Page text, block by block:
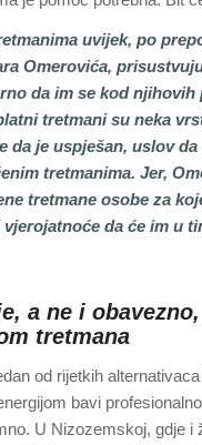
uvijek, po
Omerovića,
da im se kod njihovih
tretmani su neka
da je uspješan, uslov da
tretmanima. Jer,
tretmane osobe za
da će im u
a ne i
tretmana
od rijetkih
bavi
U Nizozemskoj, gdje i